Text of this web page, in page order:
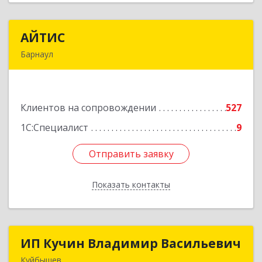
АЙТИС
Барнаул
Клиентов на сопровождении
527
1С:Специалист
9
Отправить заявку
Показать контакты
Подробнее
Отправить заявку
Назад
ИП Кучин Владимир Васильевич
ИП Кучин Владимир Васильевич